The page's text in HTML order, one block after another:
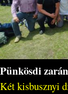
Pünkösdi
Két kisbusznyi